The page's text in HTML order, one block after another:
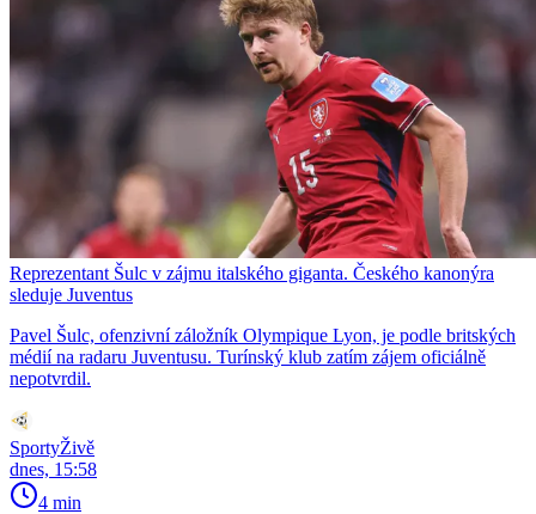
Reprezentant Šulc v zájmu italského giganta. Českého kanonýra
sleduje Juventus
Pavel Šulc, ofenzivní záložník Olympique Lyon, je podle britských
médií na radaru Juventusu. Turínský klub zatím zájem oficiálně
nepotvrdil.
SportyŽivě
dnes, 15:58
4 min